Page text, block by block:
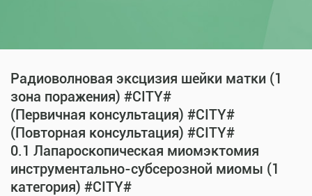
Радиоволновая эксцизия шейки матки (1
зона поражения) #CITY#
(Первичная консультация) #CITY#
(Повторная консультация) #CITY#
0.1 Лапароскопическая миомэктомия
инструментально-субсерозной миомы (1
категория) #CITY#